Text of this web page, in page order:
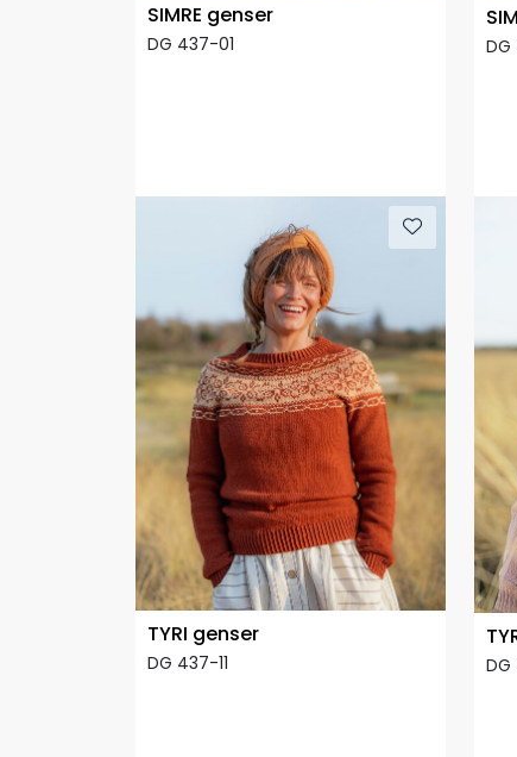
SIMRE genser
DG 437-01
TYRI genser
DG 437-11 DG